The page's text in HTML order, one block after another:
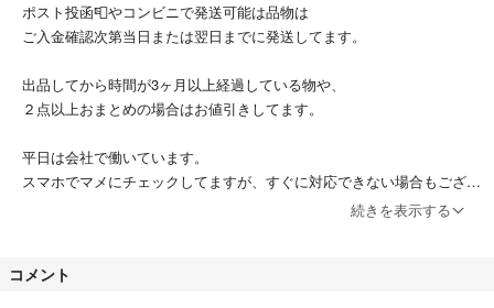
ポスト投函📮やコンビニで発送可能は品物は
ご入金確認次第当日または翌日までに発送してます。
出品してから時間が3ヶ月以上経過している物や、
２点以上おまとめの場合はお値引きしてます。
平日は会社で働いています。
スマホでマメにチェックしてますが、すぐに対応できない場合もござい
続きを表示する
コメント